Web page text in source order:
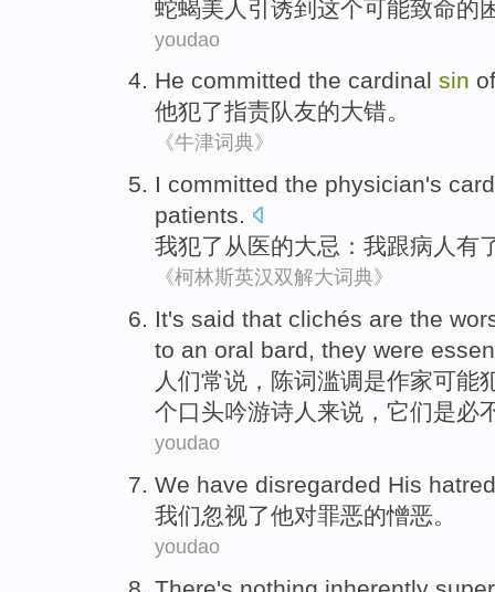
蛇蝎美人 引诱到 这个可能致命的
youdao
He committed the cardinal sin of
他犯了指责队友的大错。
《牛津词典》
I committed the physician's
patients.
我犯了 从医的大忌：我跟病人 有
《柯林斯英汉双解大词典》
It's said that clichés are the
to an oral bard, they were
人们常说，陈词滥调是作家可能
个口头吟游诗人来说 ， 它们是必
youdao
We have disregarded His hatred
我们忽视了他对罪恶的憎恶。
youdao